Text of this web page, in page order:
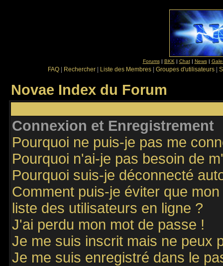
Forums| BKK | Chat| News|
FAQ Rechercher Liste des Membres Groupes d'utilisateurs
Novae Index du Forum
Connexion et Enregistrement
Pourquoi ne puis-je pas me
Pourquoi n'ai-je pas besoin de
Pourquoi suis-je déconnecté
Comment puis-je éviter que
liste des utilisateurs en ligne ?
J'ai perdu mon mot de passe !
Je me suis inscrit mais ne peux
Je me suis enregistré dans le